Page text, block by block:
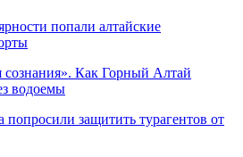
попали алтайские
сознания». Как Горный Алтай
водоемы
защитить турагентов от